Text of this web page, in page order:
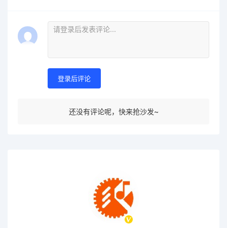
登录后评论
还没有评论呢，快来抢沙发~